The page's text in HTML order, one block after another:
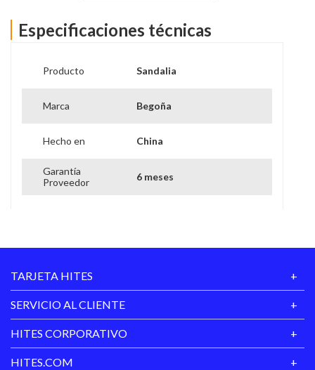
la fidelización y satisfacción de vivir la experiencia de
Cualquier ocasión es el momento ideal para llevar un
Especificaciones técnicas
Producto Sandalia
Marca Begoña
Hecho en China
Garantía
Proveedor
6 meses
TARJETA HITES
SERVICIO AL CLIENTE
HITES CORPORATIVO
HITES.COM